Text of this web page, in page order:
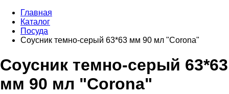
Главная
Каталог
Посуда
Соусник темно-серый 63*63 мм 90 мл "Corona"
Соусник темно-серый 63*63
мм 90 мл "Corona"